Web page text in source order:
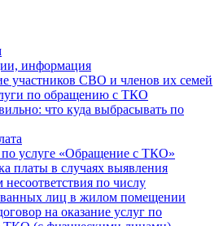
информация
участников СВО и членов их семей
по обращению с ТКО
что куда выбрасывать по
по услуге «Обращение с ТКО»
платы в случаях выявления
несоответствия по числу
лиц в жилом помещении
на оказание услуг по